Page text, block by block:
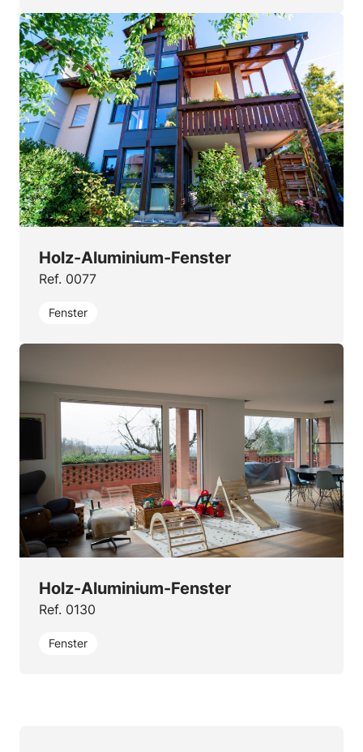
Holz-Aluminium-Fenster
Ref. 0077
Fenster
Holz-Aluminium-Fenster
Ref. 0130
Fenster